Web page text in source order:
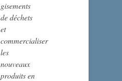
gisements
de déchets
et
commercialiser
les
nouveaux
produits en